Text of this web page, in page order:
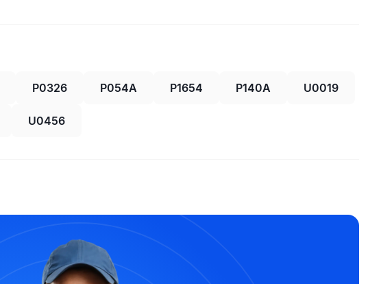
P0326 P054A P1654 P140A U0019
U0456